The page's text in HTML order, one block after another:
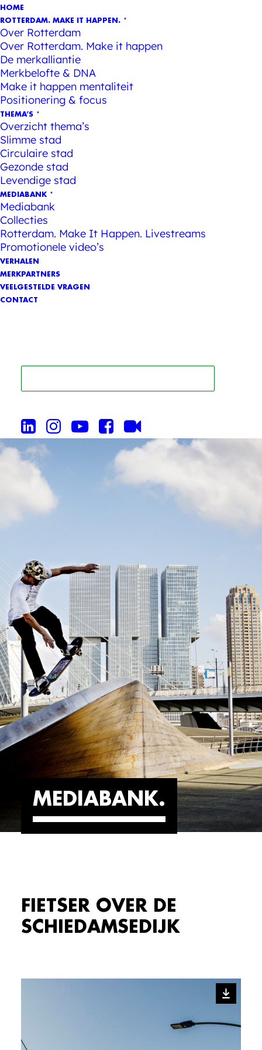
HOME
ROTTERDAM. MAKE IT HAPPEN.
Over Rotterdam
Over Rotterdam. Make it happen
De merkalliantie
Merkbelofte & DNA
Make it happen mentaliteit
Positionering & focus
THEMA’S
Overzicht thema’s
Slimme stad
Circulaire stad
Gezonde stad
Levendige stad
MEDIABANK
Mediabank
Collecties
Rotterdam. Make It Happen. Livestreams
Promotionele video’s
VERHALEN
MERKPARTNERS
VEELGESTELDE VRAGEN
CONTACT
MEDIABANK
FIETSER OVER DE
SCHIEDAMSEDIJK